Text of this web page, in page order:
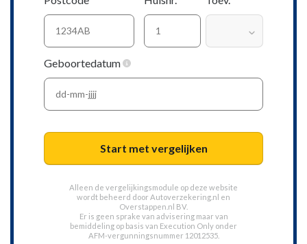
Geboortedatum
Start met vergelijken
Alleen de vergelijkingsmodule op deze website
wordt beheerd door Autoverzekering.nl en
Overstappen.nl BV.
Er is geen sprake van advisering maar van
bemiddeling op basis van Execution Only onder
AFM-vergunningsnummer 12012535.